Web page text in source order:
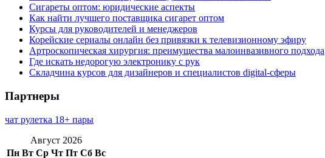
Сигареты оптом: юридические аспекты
Как найти лучшего поставщика сигарет оптом
Курсы для руководителей и менеджеров
Корейские сериалы онлайн без привязки к телевизионному эфиру
Артроскопическая хирургия: преимущества малоинвазивного подхода
Где искать недорогую электронику с рук
Складчина курсов для дизайнеров и специалистов digital-сферы
Партнеры
чат рулетка 18+ пары
Август 2026
Пн Вт Ср Чт Пт Сб Вс